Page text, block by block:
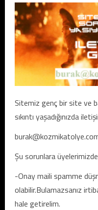
Sitemiz genç bir site ve
sıkıntı yaşadığınızda
Şu sorunlara
-Onay maili spamme
olabilir.Bulamazsanız
hale getirelim.